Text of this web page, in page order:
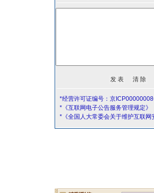
*经营许可证编号：京
*《互联网电子公告服务管理规定》
*《全国人大常委会关于维护互联网